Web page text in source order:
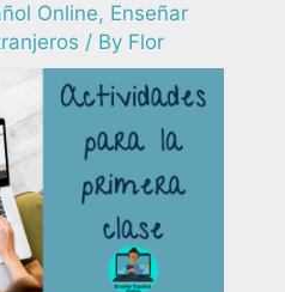
Online, Enseñar
/ By Flor